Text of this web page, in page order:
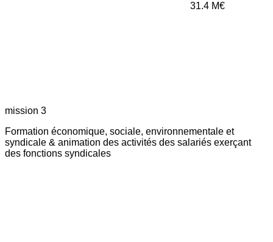
31.4 M€
mission 3
Formation économique, sociale, environnementale et
syndicale & animation des activités des salariés exerçant
des fonctions syndicales